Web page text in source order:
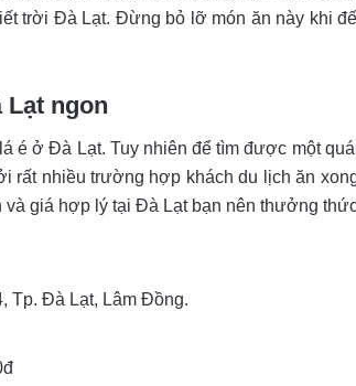
trời Đà Lạt. Đừng bỏ lỡ món ăn này khi
Lạt ngon
é ở Đà Lạt. Tuy nhiên để tìm được một
rất nhiều trường hợp khách du lịch ăn xong
giá hợp lý tại Đà Lạt bạn nên thưởng
Tp. Đà Lạt, Lâm Đồng.